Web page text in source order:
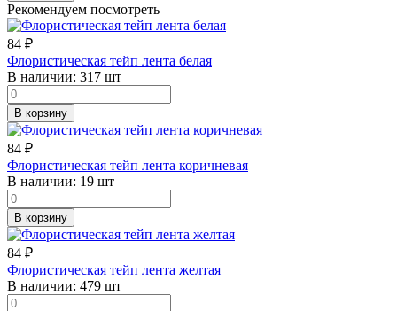
Рекомендуем посмотреть
84 ₽
Флористическая тейп лента белая
В наличии: 317 шт
В корзину
84 ₽
Флористическая тейп лента коричневая
В наличии: 19 шт
В корзину
84 ₽
Флористическая тейп лента желтая
В наличии: 479 шт